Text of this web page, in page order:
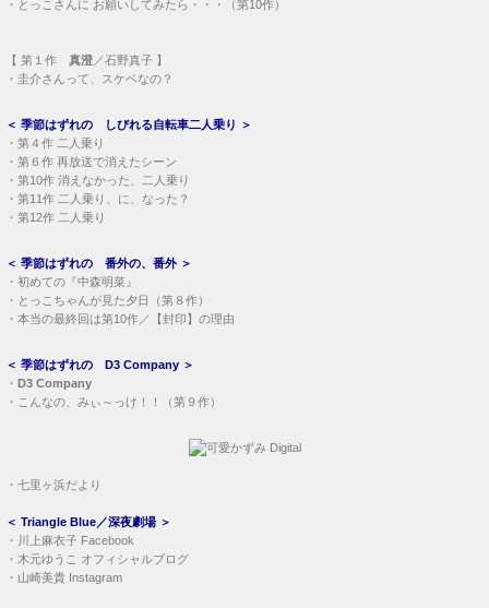
・ とっこさんに お願いしてみたら・・・（第10作）
【 第１作 真澄 ／石野真子 】
・ 圭介さんって、スケベなの？
＜ 季節はずれの しびれる自転車二人乗り ＞
・ 第４作 二人乗り
・ 第６作 再放送で消えたシーン
・ 第10作 消えなかった、二人乗り
・ 第11作 二人乗り、に、なった？
・ 第12作 二人乗り
＜ 季節はずれの 番外の、番外＞
・ 初めての『中森明菜』
・ とっこちゃんが見た夕日（第８作）
・ 本当の最終回は第10作／【封印】の理由
＜ 季節はずれの D3 Company ＞
・ D3 Company
・ こんなの、みぃ～っけ！！（第９作）
・ 七里ヶ浜だより
＜ Triangle Blue／深夜劇場 ＞
・
川上麻衣子 Facebook
・ 木元ゆうこ オフィシャルブログ
・ 山崎美貴 Instagram